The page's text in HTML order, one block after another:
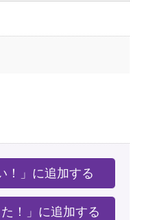
！」に追加する
た！」に追加する